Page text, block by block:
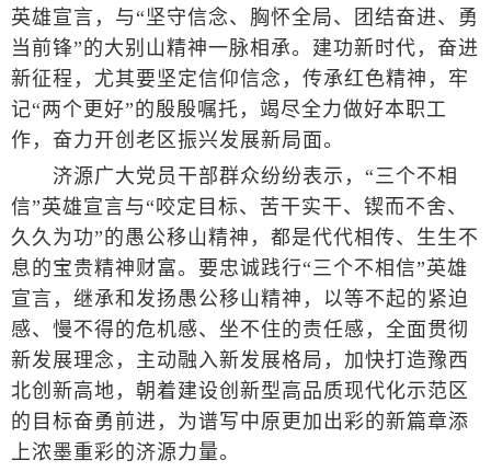
英雄宣言，与“坚守信念、胸怀全局、团结奋进、勇
当前锋”的大别山精神一脉相承。建功新时代，奋进
新征程，尤其要坚定信仰信念，传承红色精神，牢
记“两个更好”的殷殷嘱托，竭尽全力做好本职工
作，奋力开创老区振兴发展新局面。
济源广大党员干部群众纷纷表示，“三个不相
信”英雄宣言与“咬定目标、苦干实干、锲而不舍、
久久为功”的愚公移山精神，都是代代相传、生生不
息的宝贵精神财富。要忠诚践行“三个不相信”英雄
宣言，继承和发扬愚公移山精神，以等不起的紧迫
感、慢不得的危机感、坐不住的责任感，全面贯彻
新发展理念，主动融入新发展格局，加快打造豫西
北创新高地，朝着建设创新型高品质现代化示范区
的目标奋勇前进，为谱写中原更加出彩的新篇章添
上浓墨重彩的济源力量。